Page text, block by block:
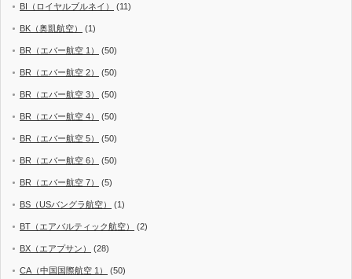
BI（ロイヤルブルネイ） (11)
BK（奥凱航空） (1)
BR（エバー航空 1） (50)
BR（エバー航空 2） (50)
BR（エバー航空 3） (50)
BR（エバー航空 4） (50)
BR（エバー航空 5） (50)
BR（エバー航空 6） (50)
BR（エバー航空 7） (5)
BS（USバングラ航空） (1)
BT（エアバルティック航空） (2)
BX（エアプサン） (28)
CA（中国国際航空 1） (50)